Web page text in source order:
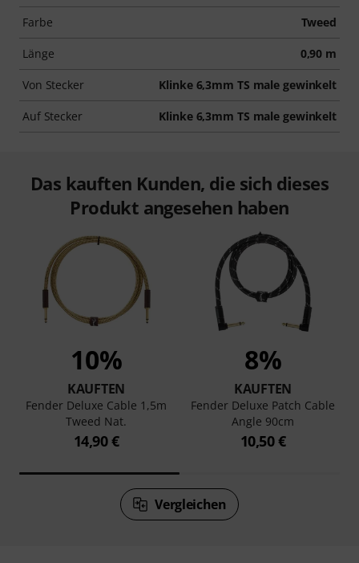
Farbe Tweed
Länge 0,90 m
Von Stecker Klinke 6,3mm TS male gewinkelt
Auf Stecker Klinke 6,3mm TS male gewinkelt
Das kauften Kunden, die sich dieses
Produkt angesehen haben
10%
KAUFTEN
Fender Deluxe Cable 1,5m
Tweed Nat.
14,90 €
8%
KAUFTEN
Fender Deluxe Patch Cable
Angle 90cm
10,50 €
Vergleichen